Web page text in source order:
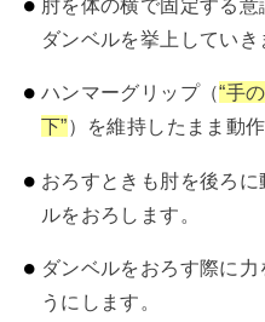
肘を体の横で固定する
ダンベルを挙上していき
ハンマーグリップ（“手
下”）を維持したまま動作
おろすときも肘を後ろ
ルをおろします。
ダンベルをおろす際に
うにします。